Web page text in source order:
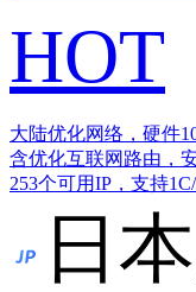
HOT
大陆优化网络，硬件
含优化互联网路由，
253个可用IP，支持
日